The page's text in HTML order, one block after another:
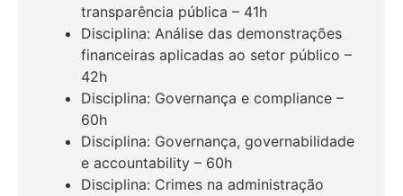
transparência pública – 41h
Disciplina: Análise das demonstrações
financeiras aplicadas ao setor público –
42h
Disciplina: Governança e compliance –
60h
Disciplina: Governança, governabilidade
e accountability – 60h
Disciplina: Crimes na administração